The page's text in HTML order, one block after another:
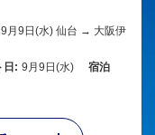
9月9日(水) 仙台 → 大阪伊
日: 9月9日(水)
宿泊